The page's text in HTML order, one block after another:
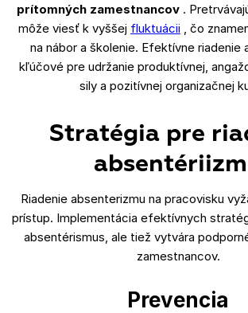
prítomných zamestnancov.
môže viesť k vyššej fluktuácii , čo
na nábor a školenie. Efektívne riadenie
kľúčové pre udržanie produktívnej,
sily a pozitívnej organizačnej
Stratégia pre
Riadenie absenterizmu na pracovisku
prístup. Implementácia efektívnych
absentérismus, ale tiež vytvára
zamestnancov.
Prevencia